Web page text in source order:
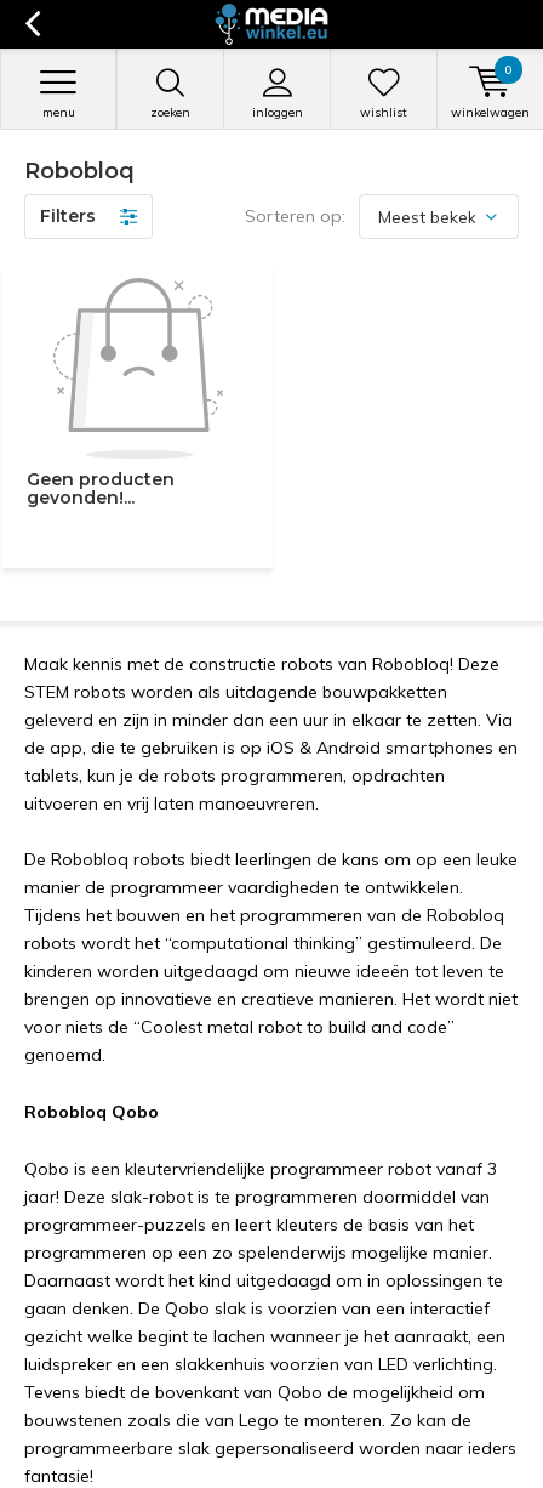
zoeken inloggen
menu wishlist winkelwagen
0
Robobloq
Filters Sorteren op:
Geen producten
gevonden!...
Maak kennis met de constructie robots van Robobloq! Deze
STEM robots worden als uitdagende bouwpakketten
geleverd en zijn in minder dan een uur in elkaar te zetten. Via
de app, die te gebruiken is op iOS & Android smartphones en
tablets, kun je de robots programmeren, opdrachten
uitvoeren en vrij laten manoeuvreren.
De Robobloq robots biedt leerlingen de kans om op een leuke
manier de programmeer vaardigheden te ontwikkelen.
Tijdens het bouwen en het programmeren van de Robobloq
robots wordt het “computational thinking” gestimuleerd. De
kinderen worden uitgedaagd om nieuwe ideeën tot leven te
brengen op innovatieve en creatieve manieren. Het wordt niet
voor niets de “Coolest metal robot to build and code”
genoemd.
Robobloq Qobo
Qobo is een kleutervriendelijke programmeer robot vanaf 3
jaar! Deze slak-robot is te programmeren doormiddel van
programmeer-puzzels en leert kleuters de basis van het
programmeren op een zo spelenderwijs mogelijke manier.
Daarnaast wordt het kind uitgedaagd om in oplossingen te
gaan denken. De Qobo slak is voorzien van een interactief
gezicht welke begint te lachen wanneer je het aanraakt, een
luidspreker en een slakkenhuis voorzien van LED verlichting.
Tevens biedt de bovenkant van Qobo de mogelijkheid om
bouwstenen zoals die van Lego te monteren. Zo kan de
programmeerbare slak gepersonaliseerd worden naar ieders
fantasie!